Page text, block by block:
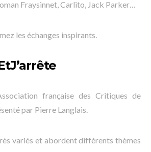
Fraysinnet, Carlito, Jack Parker…
les échanges inspirants.
française des Critiques de
par Pierre Langlais.
variés et abordent différents thèmes